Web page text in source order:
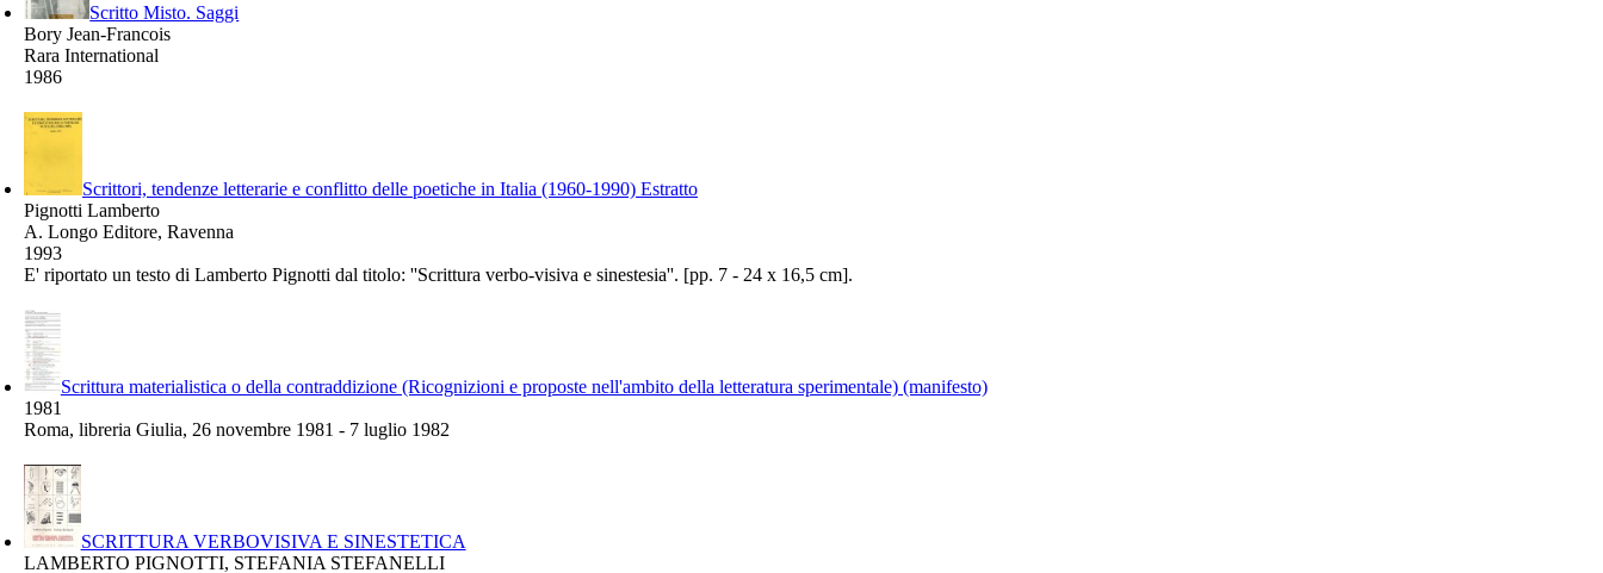
Scritto Misto. Saggi
Bory Jean-Francois
Rara International
1986
Scrittori, tendenze letterarie e conflitto delle poetiche in Italia (1960-1990) Estratto
Pignotti Lamberto
A. Longo Editore, Ravenna
1993
E' riportato un testo di Lamberto Pignotti dal titolo: ''Scrittura verbo-visiva e sinestesia''. [pp. 7 - 24 x 16,5 cm].
Scrittura materialistica o della contraddizione (Ricognizioni e proposte nell'ambito della letteratura sperimentale) (manifesto)
1981
Roma, libreria Giulia, 26 novembre 1981 - 7 luglio 1982
SCRITTURA VERBOVISIVA E SINESTETICA
LAMBERTO PIGNOTTI, STEFANIA STEFANELLI